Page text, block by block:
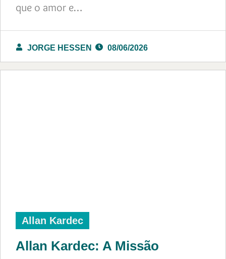
que o amor e…
JORGE HESSEN 08/06/2026
Allan Kardec
Allan Kardec: A Missão